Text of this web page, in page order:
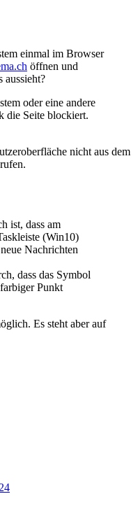
einmal im Browser
öffnen und
aussieht?
oder eine andere
die Seite blockiert.
nicht aus dem
ist, dass am
(Win10)
Nachrichten
dass das Symbol
Punkt
Es steht aber auf